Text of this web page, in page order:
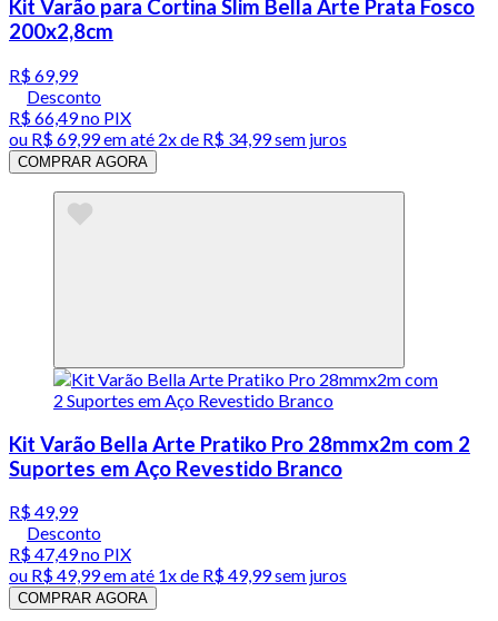
Kit Varão para Cortina Slim Bella Arte Prata Fosco
200x2,8cm
R$ 69,99
Desconto
R$ 66,49no PIX
ou R$ 69,99em até 2x de R$ 34,99 sem juros
COMPRAR AGORA
Kit Varão Bella Arte Pratiko Pro 28mmx2m com 2
Suportes em Aço Revestido Branco
R$ 49,99
Desconto
R$ 47,49no PIX
ou R$ 49,99em até 1x de R$ 49,99sem juros
COMPRAR AGORA